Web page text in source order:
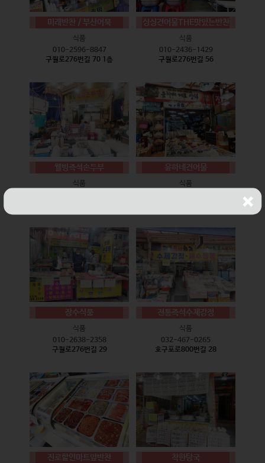
미래반찬 / 부산어묵
식품
010-2596-8847
구월로276번길 70 1층
싱싱건어물THE맛있는반찬
식품
010-2436-1429
구월로276번길 56
웰빙즉석손두부
식품
윤하네건어물
식품
장수식품
식품
010-2638-2358
구월로276번길 29
전통즉석수제강정
식품
032-467-0265
호구포로800번길 28
진로할인마트앞반찬 착한탕국